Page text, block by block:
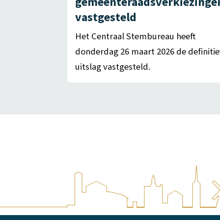
vastgesteld
Het Centraal Stembureau heeft
donderdag 26 maart 2026 de
uitslag vastgesteld.